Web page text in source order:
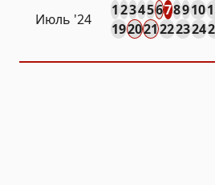
Июль '24
12345678910
192021222324